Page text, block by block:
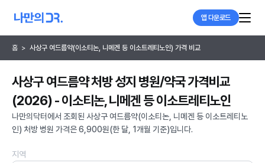
앱 다운로드
홈 > 사상구 여드름약(이소티논, 니메겐 등 이소트레티노인) 가격 비교
사상구 여드름약 처방 성지 병원/약국 가격비교
(2026) - 이소티논, 니메겐 등 이소트레티노인
나만의닥터에서 조회된 사상구 여드름약(이소티논, 니메겐 등 이소트레티노
인) 처방 병원 가격은 6,900원(한 달, 1개월 기준)입니다.
지역